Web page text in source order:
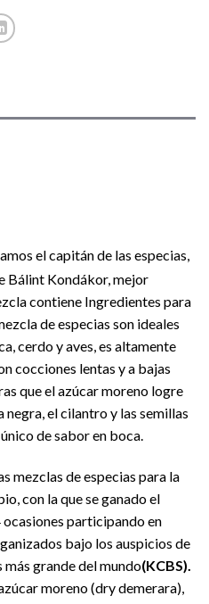
el capitán de las especias,
Bálint Kondákor, mejor
contiene Ingredientes para
de especias son ideales
cerdo y aves, es altamente
cocciones lentas y a bajas
que el azúcar moreno logre
el cilantro y las semillas
de sabor en boca.
mezclas de especias para la
con la que se ganado el
participando en
bajo los auspicios de
grande del mundo(KCBS).
moreno (dry demerara),